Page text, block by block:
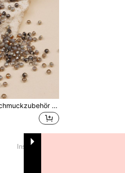
200 Stücke DIY Schmuckzubehör mit Perle
Insgesamt 1 Seiten